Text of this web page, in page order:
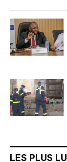
LES PLUS